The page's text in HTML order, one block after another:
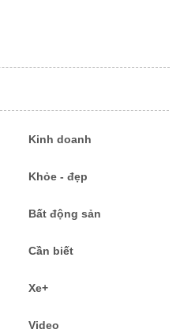
Kinh doanh
Khỏe - đẹp
Bất động sản
Cần biết
Xe+
Video